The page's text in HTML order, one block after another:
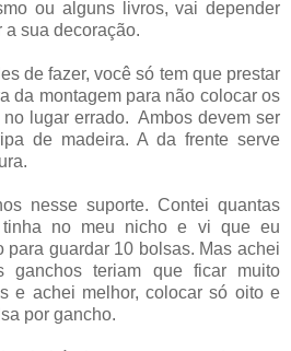
ou alguns livros, vai depender
a sua decoração.
de fazer, você só tem que prestar
da montagem para não colocar os
lugar errado. Ambos devem ser
de madeira. A da frente serve
nesse suporte. Contei quantas
no meu nicho e vi que eu
para guardar 10 bolsas. Mas achei
ganchos teriam que ficar muito
e achei melhor, colocar só oito e
por gancho.